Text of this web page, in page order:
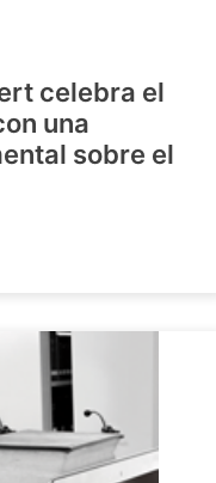
celebra el
una
sobre el